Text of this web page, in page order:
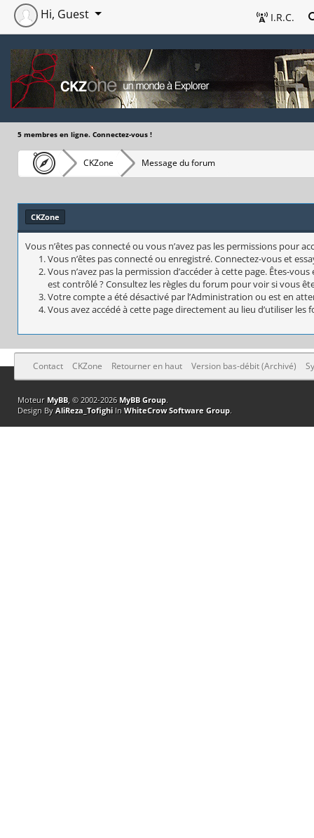
I.R.C.
Hi, Guest
5 membres en ligne. Connectez-vous !
CKZone Message du forum
CKZone
Vous n’êtes pas connecté ou vous n’avez pas les permissions pour
Vous n’êtes pas connecté ou enregistré. Connectez-vous et
Vous n’avez pas la permission d’accéder à cette page. Êtes-
est contrôlé ? Consultez les règles du forum pour voir si vous
Votre compte a été désactivé par l’Administration ou est en
Vous avez accédé à cette page directement au lieu d’utiliser
Contact CKZone Retourner en haut Version bas-débit (Archivé)
Moteur MyBB, © 2002-2026 MyBB Group.
Design By AliReza_TofighiIn WhiteCrow Software Group.